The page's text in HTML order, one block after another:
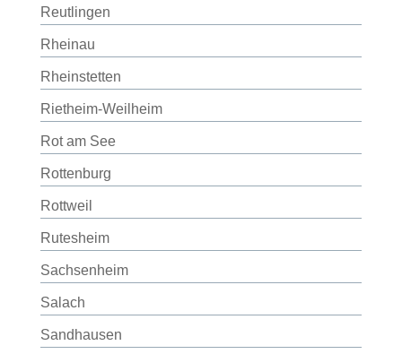
Reutlingen
Rheinau
Rheinstetten
Rietheim-Weilheim
Rot am See
Rottenburg
Rottweil
Rutesheim
Sachsenheim
Salach
Sandhausen